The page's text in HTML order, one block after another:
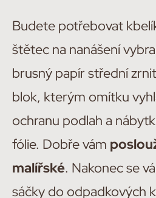
Budete potřebovat
štětec na nanášení
brusný papír střední
blok, kterým omítku
ochranu podlah a
fólie. Dobře vám
malířské. Nakonec se
sáčky do odpadkových